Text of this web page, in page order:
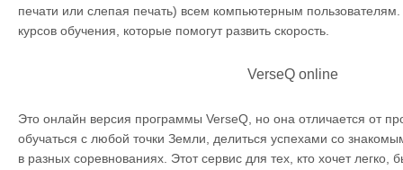
печати или слепая печать) всем компьютерным
курсов обучения, которые помогут развить скорость.
VerseQ online
Это онлайн версия программы VerseQ, но она отличается от
обучаться с любой точки Земли, делиться успехами со
в разных соревнованиях. Этот сервис для тех, кто хочет легко,